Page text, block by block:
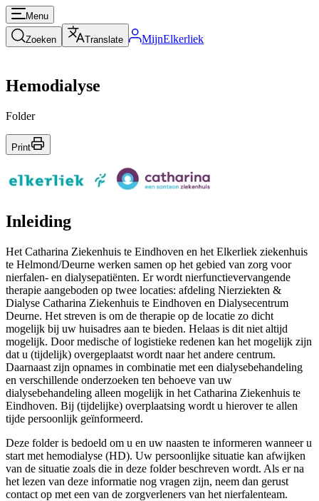
Menu
Zoeken Translate MijnElkerliek
Hemodialyse
Folder
Print
Inleiding
Het Catharina Ziekenhuis te Eindhoven en het Elkerliek ziekenhuis
te Helmond/Deurne werken samen op het gebied van zorg voor
nierfalen- en dialysepatiënten. Er wordt nierfunctievervangende
therapie aangeboden op twee locaties: afdeling Nierziekten &
Dialyse Catharina Ziekenhuis te Eindhoven en Dialysecentrum
Deurne. Het streven is om de therapie op de locatie zo dicht
mogelijk bij uw huisadres aan te bieden. Helaas is dit niet altijd
mogelijk. Door medische of logistieke redenen kan het mogelijk zijn
dat u (tijdelijk) overgeplaatst wordt naar het andere centrum.
Daarnaast zijn opnames in combinatie met een dialysebehandeling
en verschillende onderzoeken ten behoeve van uw
dialysebehandeling alleen mogelijk in het Catharina Ziekenhuis te
Eindhoven. Bij (tijdelijke) overplaatsing wordt u hierover te allen
tijde persoonlijk geïnformeerd.
Deze folder is bedoeld om u en uw naasten te informeren wanneer u
start met hemodialyse (HD). Uw persoonlijke situatie kan afwijken
van de situatie zoals die in deze folder beschreven wordt. Als er na
het lezen van deze informatie nog vragen zijn, neem dan gerust
contact op met een van de zorgverleners van het nierfalenteam.